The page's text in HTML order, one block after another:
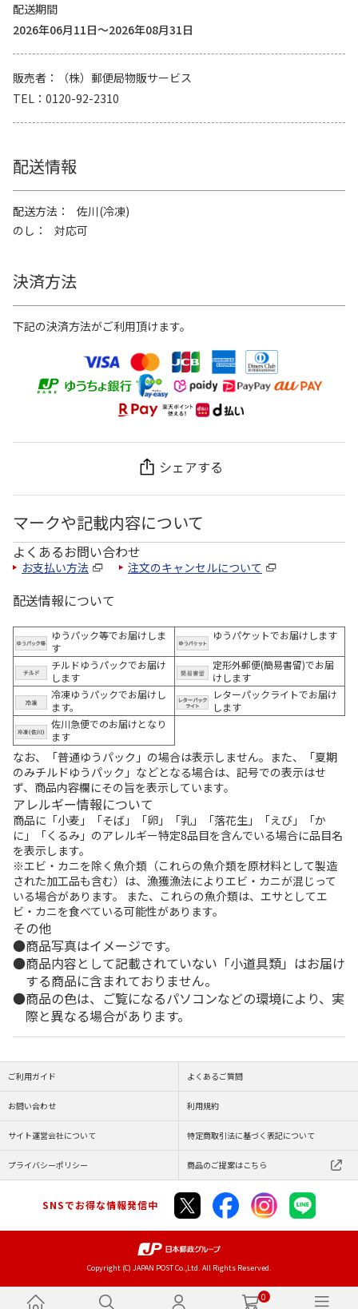
0
配送期間
2026年06月11日～2026年08月31日
販売者
（株）郵便局物販サービス
TEL
0120-92-2310
配送情報
配送方法
佐川(冷凍)
のし
対応可
決済方法
下記の決済方法がご利用頂けます。
シェアする
マークや記載内容について
よくあるお問い合わせ
お支払い方法 注文のキャンセルについて
配送情報について
ゆうパック等でお届けしま
す
ゆうパケットでお届けします
チルドゆうパックでお届け
します
定形外郵便(簡易書留)でお届
けします
冷凍ゆうパックでお届けし
ます。
レターパックライトでお届け
します
佐川急便でのお届けとなり
ます
なお、「普通ゆうパック」の場合は表示しません。また、「夏期
のみチルドゆうパック」などとなる場合は、記号での表示はせ
ず、商品内容欄にその旨を表示しています。
アレルギー情報について
商品に「小麦」「そば」「卵」「乳」「落花生」「えび」「か
に」「くるみ」のアレルギー特定8品目を含んでいる場合に品目名
を表示します。
※エビ・カニを除く魚介類（これらの魚介類を原材料として製造
された加工品も含む）は、漁獲漁法によりエビ・カニが混じって
いる場合があります。 また、これらの魚介類は、エサとしてエ
ビ・カニを食べている可能性があります。
その他
商品写真はイメージです。
商品内容として記載されていない「小道具類」はお届け
する商品に含まれておりません。
商品の色は、ご覧になるパソコンなどの環境により、実
際と異なる場合があります。
ご利用ガイド よくあるご質問
お問い合わせ 利用規約
サイト運営会社について 特定商取引法に基づく表記について
プライバシーポリシー 商品のご提案はこちら
SNSでお得な情報発信中
Copyright (C) JAPAN POST Co.,Ltd. All Rights Reserved.